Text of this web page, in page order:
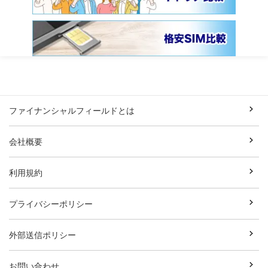
ファイナンシャルフィールドとは
会社概要
利用規約
プライバシーポリシー
外部送信ポリシー
お問い合わせ